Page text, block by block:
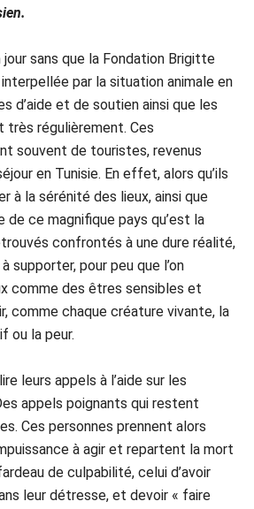
jour sans que la Fondation Brigitte
par la situation animale en
d’aide et de soutien ainsi que les
très régulièrement. Ces
souvent de touristes, revenus
en Tunisie. En effet, alors qu’ils
à la sérénité des lieux, ainsi que
ce magnifique pays qu’est la
confrontés à une dure réalité,
supporter, pour peu que l’on
comme des êtres sensibles et
comme chaque créature vivante, la
ou la peur.
leurs appels à l’aide sur les
appels poignants qui restent
Ces personnes prennent alors
à agir et repartent la mort
de culpabilité, celui d’avoir
leur détresse, et devoir « faire